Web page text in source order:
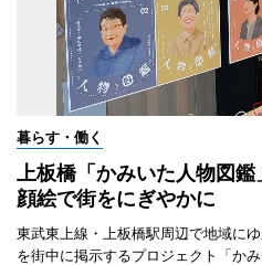
暮らす・働く
上板橋「かみいた人物図
顔絵で街をにぎやかに
東武東上線・上板橋駅周辺で地域に
を街中に掲示するプロジェクト「か